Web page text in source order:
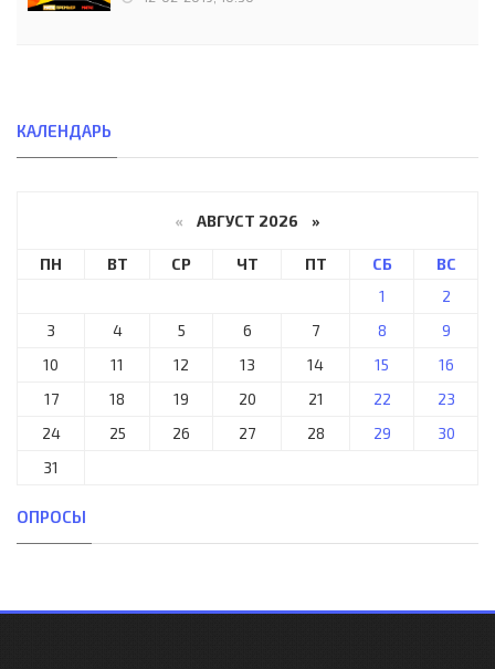
КАЛЕНДАРЬ
« АВГУСТ 2026 »
ПН ВТ СР ЧТ ПТ СБ
ВС
1
2
3
4 5 6 7 8
9
10
11 12 13 14 15
16
17
18 19 20 21 22
23
24
25 26 27 28 29
30
31
ОПРОСЫ